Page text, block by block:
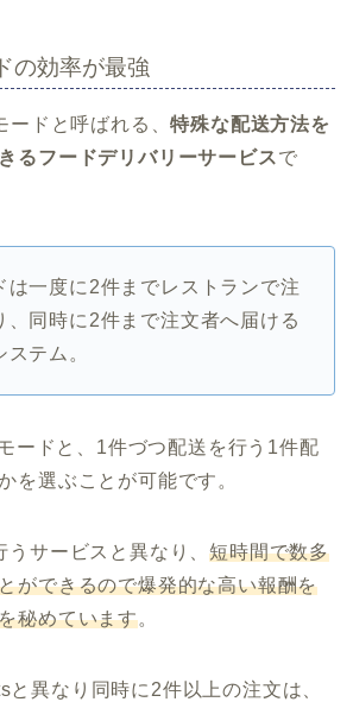
の効率が最強
ードと呼ばれる、特殊な配送方法を
るフードデリバリーサービスで
は一度に2件までレストランで注
、同時に2件まで注文者へ届ける
テム。
ードと、1件づつ配送を行う1件配
を選ぶことが可能です。
うサービスと異なり、短時間で数多
ができるので爆発的な高い報酬を
秘めています。
と異なり同時に2件以上の注文は、